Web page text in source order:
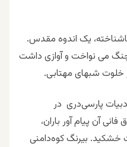
یک اندوه مقدس.
می نواخت و آوازی داشت
خلوت شبهای مهتابی.
وادبیات پارسی‌دری در
آن پیام آور باران،
بیرنگ کوه‌دامنی